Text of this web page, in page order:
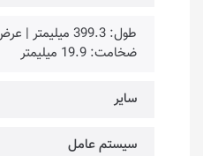
ضخامت: 19.9 میلیمتر
سایر
سیستم عامل